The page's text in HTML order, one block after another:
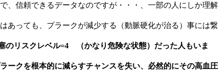
、信頼できるデータなのですが・・・、一部の人にしか理解
あっても、プラークが減少する（動脈硬化が治る）事には繋
のリスクレベル=4 （かなり危険な状態）だった人もいま
ークを根本的に減らすチャンスを失い、必然的にその高血圧